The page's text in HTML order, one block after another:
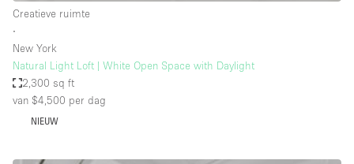
Lift
Meubilair
Paskamers
Privé-parkeerplaats
Creatieve ruimte
∙
New York
Natural Light Loft | White Open Space with Daylight
2,300 sq ft
van $4,500 per dag
NIEUW